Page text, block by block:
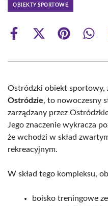
OBIEKTY SPORTOWE
Share
Share
(Twitter)
Share Share
Ostródzki obiekt sportowy,
Ostródzie, to nowoczesny
zarządzany przez
Jego znaczenie wykracza
że wchodzi w skład
rekreacyjnym.
W skład tego kompleksu,
boisko treningowe